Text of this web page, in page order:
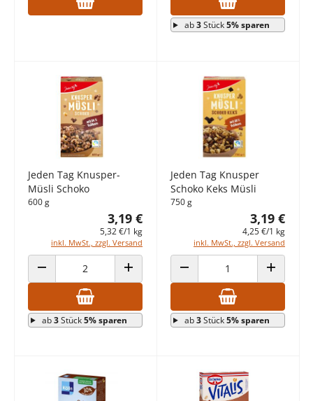
ab3Stück5% sparen
Jeden Tag Knusper-
Müsli Schoko
600 g
3,19 €
5,32 €/1 kg
inkl. MwSt., zzgl. Versand
ANZAHL VERRINGERN ANZAHL ERHÖHEN
ab3Stück5% sparen
Jeden Tag Knusper
Schoko Keks Müsli
750 g
3,19 €
4,25 €/1 kg
inkl. MwSt., zzgl. Versand
ANZAHL VERRINGERN ANZAHL
ab3Stück5% sparen